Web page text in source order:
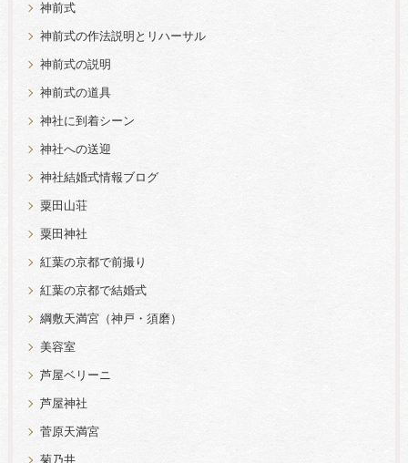
神前式
神前式の作法説明とリハーサル
神前式の説明
神前式の道具
神社に到着シーン
神社への送迎
神社結婚式情報ブログ
粟田山荘
粟田神社
紅葉の京都で前撮り
紅葉の京都で結婚式
綱敷天満宮（神戸・須磨）
美容室
芦屋ベリーニ
芦屋神社
菅原天満宮
菊乃井